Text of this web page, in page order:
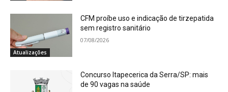
Atualizações
CFM proíbe uso e indicação de tirzepatida
sem registro sanitário
07/08/2026
Concurso Itapecerica da Serra/SP: mais
de 90 vagas na saúde